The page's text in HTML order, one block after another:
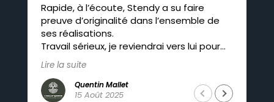
Rapide, à l’écoute, Stendy a su faire
preuve d’originalité dans l’ensemble de
ses réalisations.
Travail sérieux, je reviendrai vers lui pour
mes futurs projets.
Lire la suite
Quentin Mallet
15 Août 2025